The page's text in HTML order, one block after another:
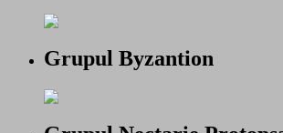
Grupul Byzantion